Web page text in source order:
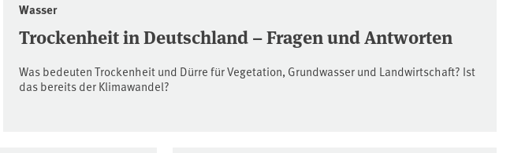
Wasser
Trockenheit in Deutschland – Fragen und Antworten
Was bedeuten Trockenheit und Dürre für Vegetation, Grundwasser und Landwirtschaft? Ist
das bereits der Klimawandel?